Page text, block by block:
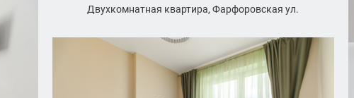
Двухкомнатная квартира, Фарфоровская ул.